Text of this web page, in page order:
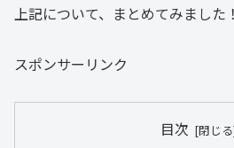
上記について、まとめてみました
スポンサーリンク
目次